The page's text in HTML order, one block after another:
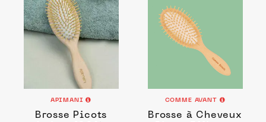
APIMANI
Brosse Picots
COMME AVANT
Brosse à Cheveux